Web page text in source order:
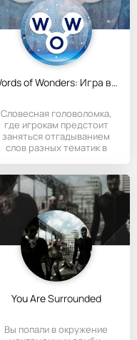
Words of Wonders: Игра в слова
Словесная головоломка,
где игрокам предстоит
заняться отгадыванием
слов разных тематик в
You Are Surrounded
Вы попали в окружение